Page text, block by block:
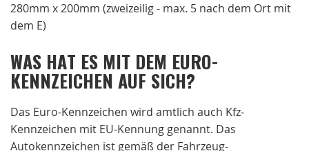
280mm x 200mm (zweizeilig - max. 5 nach dem Ort mit
dem E)
WAS HAT ES MIT DEM EURO-
KENNZEICHEN AUF SICH?
Das Euro-Kennzeichen wird amtlich auch Kfz-
Kennzeichen mit EU-Kennung genannt. Das
Autokennzeichen ist gemäß der Fahrzeug-